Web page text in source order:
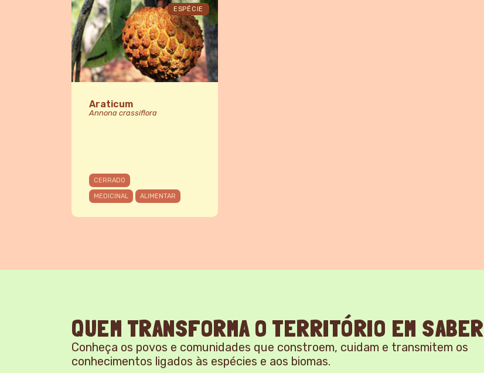
ESPÉCIE
Araticum
Annona crassiflora
CERRADO
MEDICINAL ALIMENTAR
QUEM TRANSFORMA O TERRITÓRIO EM SABER
Conheça os povos e comunidades que constroem, cuidam e transmitem os
conhecimentos ligados às espécies e aos biomas.